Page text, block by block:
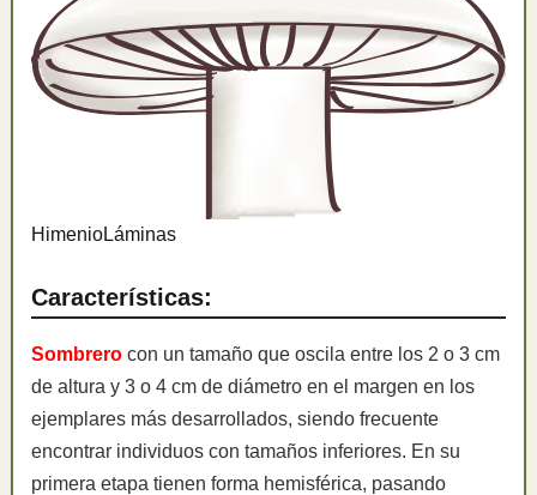
HimenioLáminas
Características:
Sombrero con un tamaño que oscila entre los 2 o 3 cm
de altura y 3 o 4 cm de diámetro en el margen en los
ejemplares más desarrollados, siendo frecuente
encontrar individuos con tamaños inferiores. En su
primera etapa tienen forma hemisférica, pasando